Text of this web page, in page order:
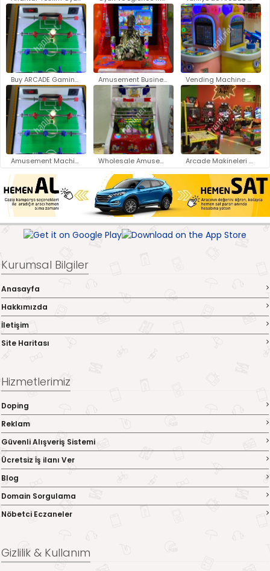
Buy ARCADE Gaming Machines Ist.. Amusement Business Opportuniti.. Vending Machine Manufacturers ..
Amusement Machine Suppliers wi.. Wholesale Amusement Machines S.. Arcade Makineleri Toptan Satış..
Kurumsal Bilgiler
Anasayfa
Hakkımızda
İletişim
Site Haritası
Hizmetlerimiz
Doping
Reklam
Güvenli Alışveriş Sistemi
Ücretsiz İş ilanı Ver
Blog
Domain Sorgulama
Nöbetci Eczaneler
Gizlilik & Kullanım